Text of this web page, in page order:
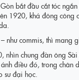
bắt đầu cắt tóc
1920, khá đông công
như commis, thì
nhìn chung đàn ông
điều đó, trong chân
sư đại học.